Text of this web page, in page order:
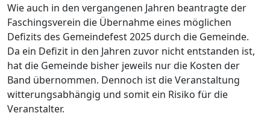
Wie auch in den vergangenen Jahren beantragte der
Faschingsverein die Übernahme eines möglichen
Defizits des Gemeindefest 2025 durch die Gemeinde.
Da ein Defizit in den Jahren zuvor nicht entstanden ist,
hat die Gemeinde bisher jeweils nur die Kosten der
Band übernommen. Dennoch ist die Veranstaltung
witterungsabhängig und somit ein Risiko für die
Veranstalter.